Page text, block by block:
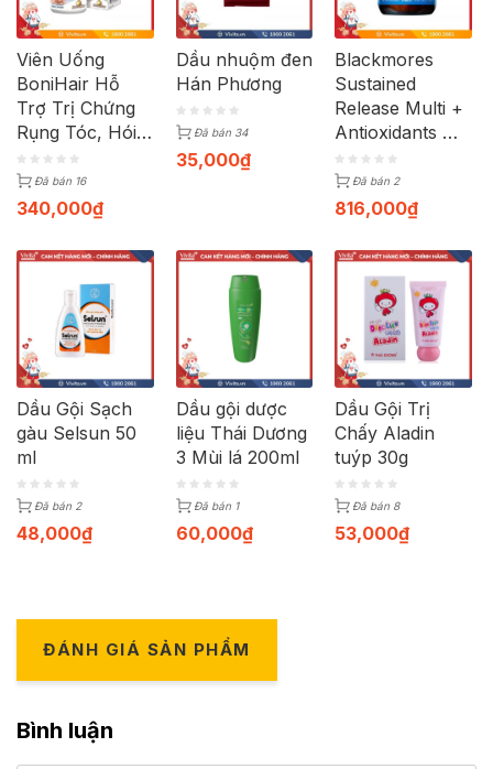
Viên Uống
BoniHair Hỗ
Trợ Trị Chứng
Rụng Tóc, Hói
Đầu, Tóc Bạc
Hiệu Quả | Hộp
30 Viên
Đã bán 16
340,000₫
Dầu nhuộm đen
Hán Phương
Đã bán 34
35,000₫
Blackmores
Sustained
Release Multi +
Antioxidants Hỗ
Trợ Chống Oxy
Hóa Và Rụng
Tóc Từ Úc |
Đã bán 2
816,000₫
Dầu Gội Sạch
gàu Selsun 50
ml
Đã bán 2
48,000₫
Dầu gội dược
liệu Thái Dương
3 Mùi lá 200ml
Đã bán 1
60,000₫
Dầu Gội Trị
Chấy Aladin
tuýp 30g
Đã bán 8
53,000₫
ĐÁNH GIÁ SẢN PHẨM
Bình luận